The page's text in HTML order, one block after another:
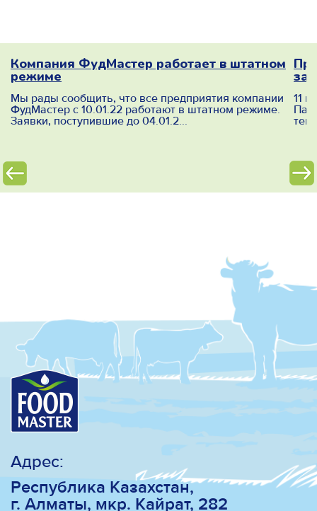
Компания ФудМастер работает в штатном
режиме
Мы рады сообщить, что все предприятия компании
ФудМастер с 10.01.22 работают в штатном режиме.
Заявки, поступившие до 04.01.2...
11
Адрес:
Республика Казахстан,
г. Алматы, мкр. Кайрат, 282